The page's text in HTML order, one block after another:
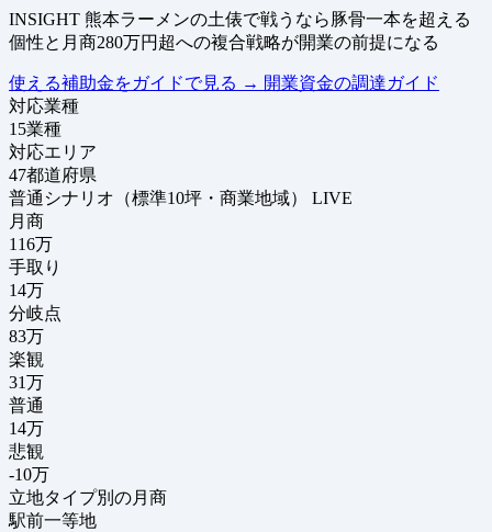
INSIGHT 熊本ラーメンの土俵で戦うなら豚骨一本を超える
個性と月商280万円超への複合戦略が開業の前提になる
使える補助金をガイドで見る → 開業資金の調達ガイド
対応業種
15業種
対応エリア
47都道府県
普通シナリオ（標準10坪・商業地域）
LIVE
月商
116万
手取り
14万
分岐点
83万
楽観
31万
普通
14万
悲観
-10万
立地タイプ別の月商
駅前一等地